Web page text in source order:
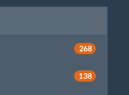
268
138